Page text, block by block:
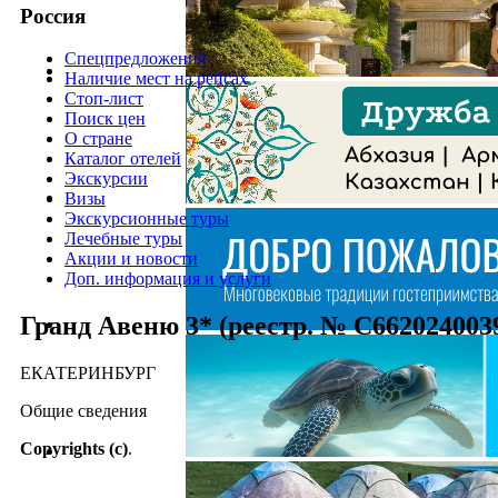
Россия
Спецпредложения
Наличие мест на рейсах
Стоп-лист
Поиск цен
О стране
Каталог отелей
Экскурсии
Визы
Экскурсионные туры
Лечебные туры
Акции и новости
Доп. информация и услуги
Гранд Авеню 3* (реестр. №
ЕКАТЕРИНБУРГ
Общие сведения
Copyrights (c).